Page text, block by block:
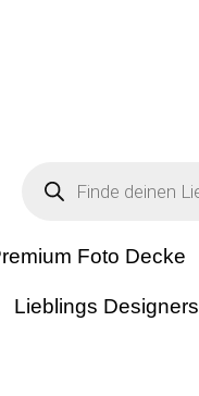
search
Foto Decke
Lieblings Designers